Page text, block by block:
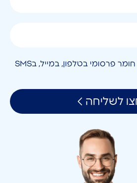
אני מאשר/ת קבלת חומר פרסומי בטלפון, במייל, בSMS
לשליחה